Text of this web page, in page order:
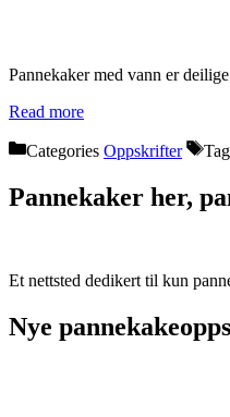
Pannekaker med vann er
Read more
Categories Oppskrifter
Pannekaker her,
Et nettsted dedikert til kun
Nye